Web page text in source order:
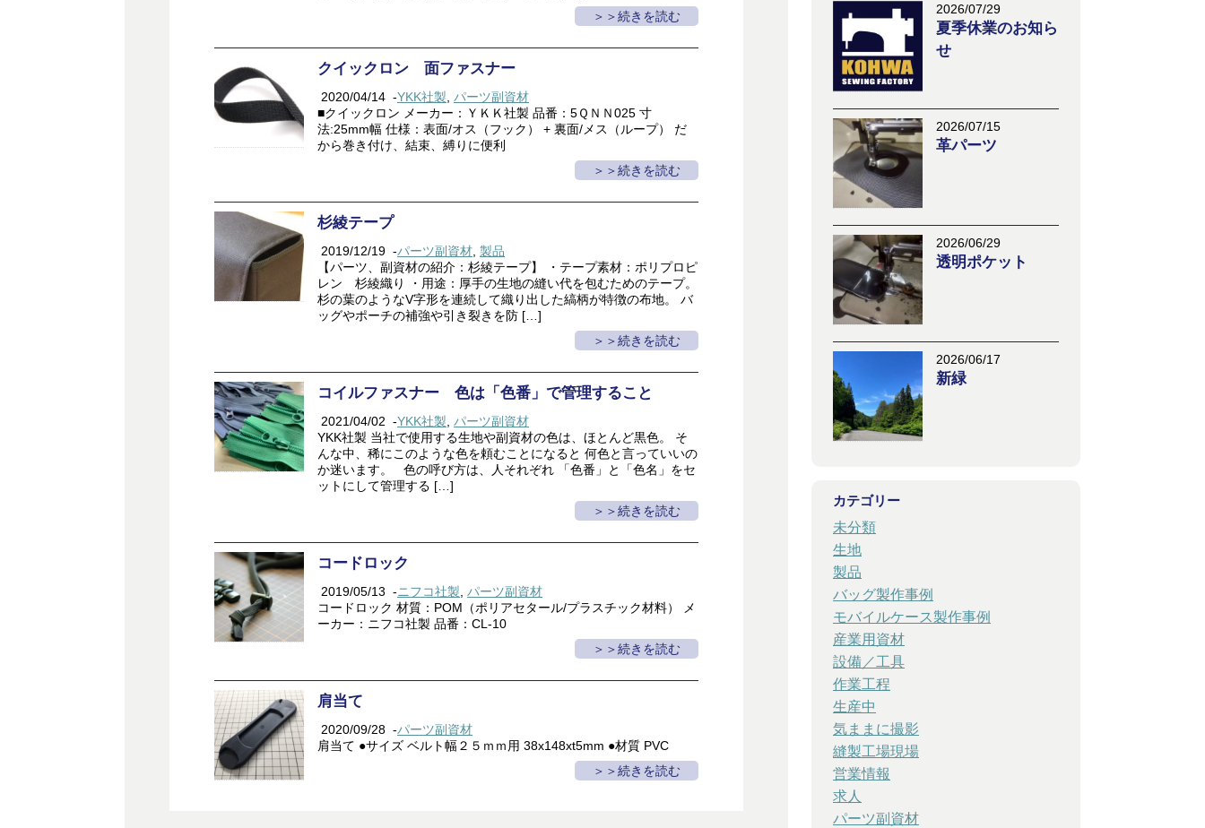
＞続きを読む
クイックロン 面ファスナー
2020/04/14 -YKK社製 パーツ副資材
■クイックロン メーカー：ＹＫＫ社製 品番：5ＱＮＮ025 寸
法:25mm幅 仕様：表面/オス（フック） + 裏面/メス（ループ） だ
から巻き付け、結束、縛りに便利
＞続きを読む
杉綾テープ
2019/12/19 -パーツ副資材 製品
【パーツ、副資材の紹介：杉綾テープ】 ・テープ素材：ポリプロピ
レン 杉綾織り ・用途：厚手の生地の縫い代を包むためのテープ。
杉の葉のようなV字形を連続して織り出した縞柄が特徴の布地。 バ
ッグやポーチの補強や引き裂きを防 […]
＞続きを読む
コイルファスナー 色は「色番」で管理すること
2021/04/02 -YKK社製 パーツ副資材
YKK社製 当社で使用する生地や副資材の色は、ほとんど黒色。 そ
んな中、稀にこのような色を頼むことになると 何色と言っていいの
か迷います。 色の呼び方は、人それぞれ 「色番」と「色名」をセ
ットにして管理する […]
＞続きを読む
コードロック
2019/05/13 -ニフコ社製 パーツ副資材
コードロック 材質：POM（ポリアセタール/プラスチック材料） メ
ーカー：ニフコ社製 品番：CL-10
＞続きを読む
肩当て
2020/09/28 -パーツ副資材
肩当て ●サイズ ベルト幅２５ｍｍ用 38x148xt5mm ●材質 PVC
＞続きを読む
2026/07/29
夏季休業のお知ら
せ
2026/07/15
革パーツ
2026/06/29
透明ポケット
2026/06/17
新緑
カテゴリー
未分類
生地
製品
バッグ製作事例
モバイルケース製作事例
産業用資材
設備／工具
作業工程
生産中
気ままに撮影
縫製工場現場
営業情報
求人
パーツ副資材